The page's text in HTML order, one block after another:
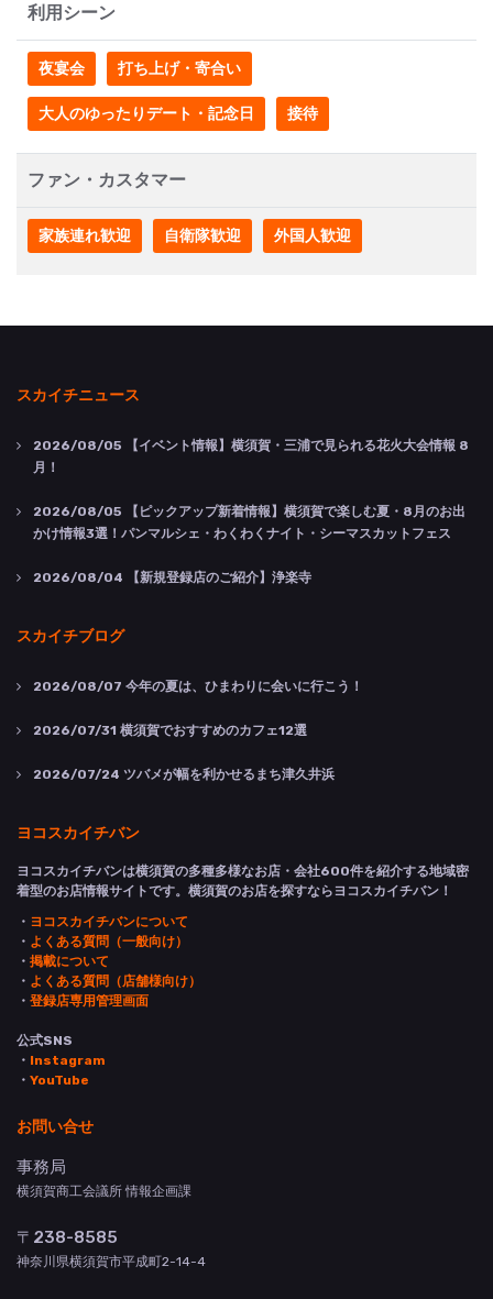
利用シーン
夜宴会 打ち上げ・寄合い
大人のゆったりデート・記念日 接待
ファン・カスタマー
家族連れ歓迎 自衛隊歓迎 外国人歓迎
スカイチニュース
2026/08/05 【イベント情報】横須賀・三浦で見られる花火大会情報 8
月！
2026/08/05 【ピックアップ新着情報】横須賀で楽しむ夏・8月のお出
かけ情報3選！パンマルシェ・わくわくナイト・シーマスカットフェス
2026/08/04 【新規登録店のご紹介】浄楽寺
スカイチブログ
2026/08/07 今年の夏は、ひまわりに会いに行こう！
2026/07/31 横須賀でおすすめのカフェ12選
2026/07/24 ツバメが幅を利かせるまち津久井浜
ヨコスカイチバン
ヨコスカイチバンは横須賀の多種多様なお店・会社600件を紹介する地域密
着型のお店情報サイトです。横須賀のお店を探すならヨコスカイチバン！
・ ヨコスカイチバンについて
・ よくある質問（一般向け）
・ 掲載について
・ よくある質問（店舗様向け）
・ 登録店専用管理画面
公式SNS
・ Instagram
・ YouTube
お問い合せ
事務局
横須賀商工会議所 情報企画課
〒238-8585
神奈川県横須賀市平成町2-14-4